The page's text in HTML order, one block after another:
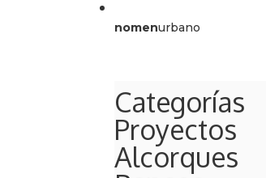
nomenurbano
Categorías
Proyectos
Alcorques